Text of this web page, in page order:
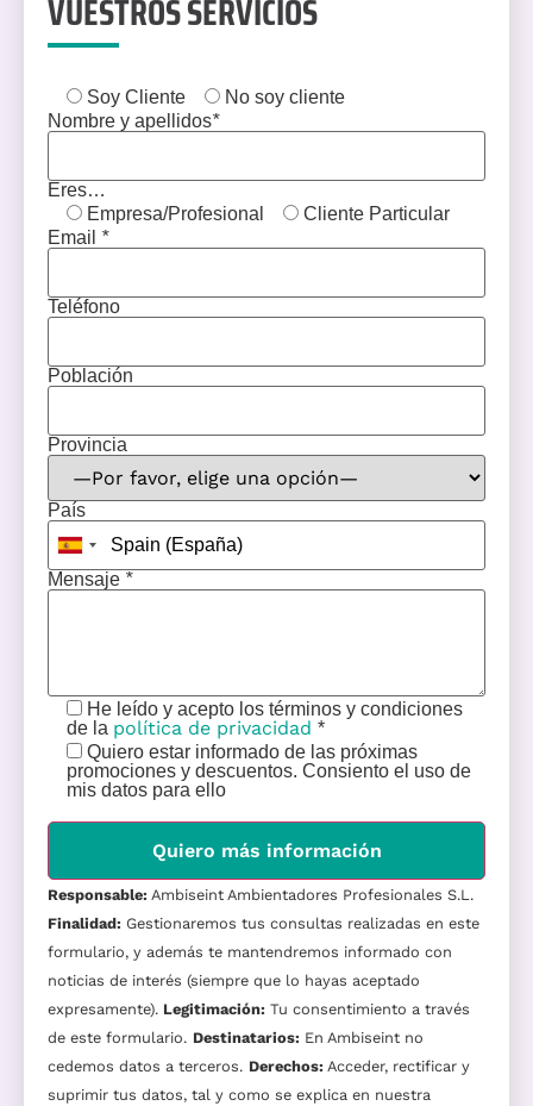
VUESTROS SERVICIOS
Soy Cliente
No soy cliente
Nombre y apellidos*
Eres…
Empresa/Profesional
Cliente Particular
Email *
Teléfono
Población
Provincia
País
Mensaje *
He leído y acepto los términos y condiciones
de la política de privacidad *
Quiero estar informado de las próximas
promociones y descuentos. Consiento el uso de
mis datos para ello
Responsable: Ambiseint Ambientadores Profesionales S.L.
Finalidad: Gestionaremos tus consultas realizadas en este
formulario, y además te mantendremos informado con
noticias de interés (siempre que lo hayas aceptado
expresamente). Legitimación: Tu consentimiento a través
de este formulario. Destinatarios: En Ambiseint no
cedemos datos a terceros. Derechos: Acceder, rectificar y
suprimir tus datos, tal y como se explica en nuestra